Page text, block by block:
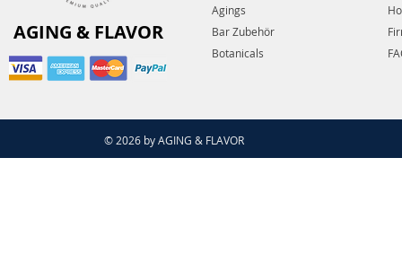
AGING & FLAVOR
Agings
Bar Zubehör
Botanicals
© 2026 by AGING & FLAVOR